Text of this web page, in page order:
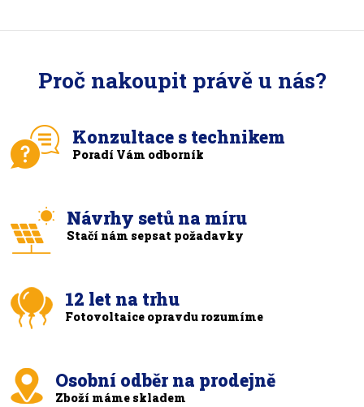
Proč nakoupit právě u nás?
Konzultace s technikem
Poradí Vám odborník
Návrhy setů na míru
Stačí nám sepsat požadavky
12 let na trhu
Fotovoltaice opravdu rozumíme
Osobní odběr na prodejně
Zboží máme skladem